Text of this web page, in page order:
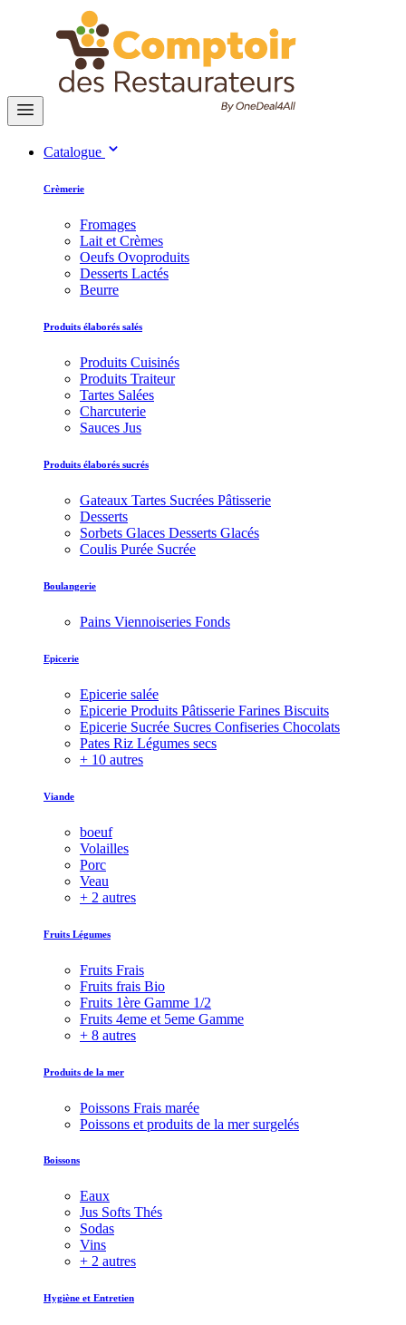
Catalogue
Crèmerie
Fromages
Lait et Crèmes
Oeufs Ovoproduits
Desserts Lactés
Beurre
Produits élaborés salés
Produits Cuisinés
Produits Traiteur
Tartes Salées
Charcuterie
Sauces Jus
Produits élaborés sucrés
Gateaux Tartes Sucrées Pâtisserie
Desserts
Sorbets Glaces Desserts Glacés
Coulis Purée Sucrée
Boulangerie
Pains Viennoiseries Fonds
Epicerie
Epicerie salée
Epicerie Produits Pâtisserie Farines Biscuits
Epicerie Sucrée Sucres Confiseries Chocolats
Pates Riz Légumes secs
+ 10 autres
Viande
boeuf
Volailles
Porc
Veau
+ 2 autres
Fruits Légumes
Fruits Frais
Fruits frais Bio
Fruits 1ère Gamme 1/2
Fruits 4eme et 5eme Gamme
+ 8 autres
Produits de la mer
Poissons Frais marée
Poissons et produits de la mer surgelés
Boissons
Eaux
Jus Softs Thés
Sodas
Vins
+ 2 autres
Hygiène et Entretien